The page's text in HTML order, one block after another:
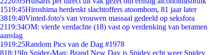
1519:45Hiroshima herdenkt slachtoffers atoombom, 81 jaar later
3819:40Vinted-foto's van vrouwen massaal gedeeld op seksfora
2119:34OM: vierde verdachte (18) vast op verdenking van beramen
aanslag
1919:25Random Pics van de Dag #1978
818:19In Spider-Man: Brand New Day is Spidey echt weer Spidey